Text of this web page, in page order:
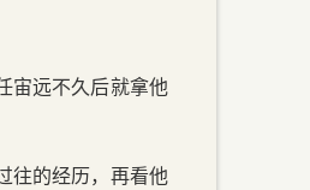
宙远不久后就拿他
往的经历，再看他